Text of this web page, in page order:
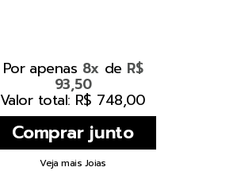
Por apenas 8x de R$
93,50
Valor total: R$ 748,00
Veja mais Joias